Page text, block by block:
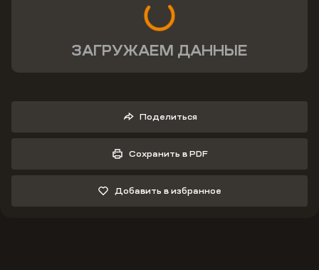
ЗАГРУЖАЕМ ДАННЫЕ
Поделиться
Сохранить в PDF
Добавить в избранное